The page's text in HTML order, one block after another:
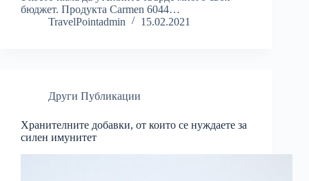
бюджет. Продукта Carmen 6044…
TravelPointadmin
15.02.2021
Други Публикации
Хранителните добавки, от които се нуждаете за
силен имунитет